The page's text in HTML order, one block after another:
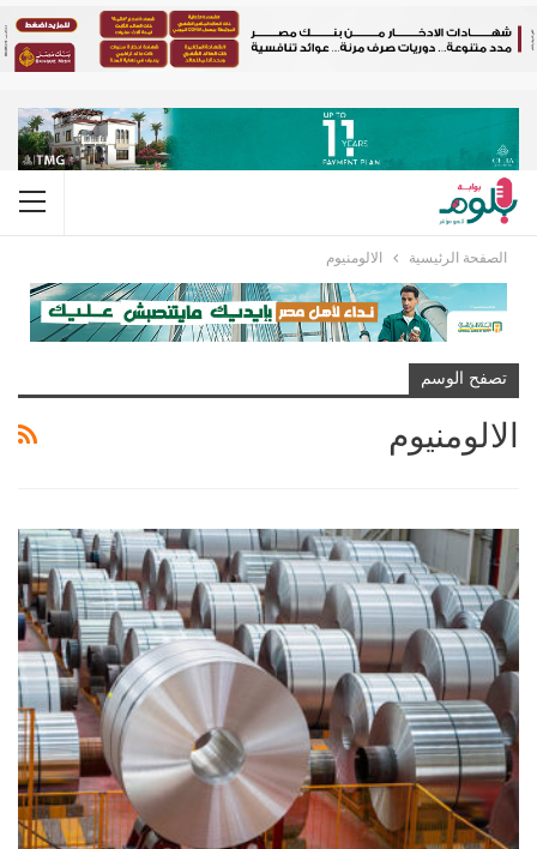
الصفحة الرئيسية الالومنيوم
تصفح الوسم
الالومنيوم